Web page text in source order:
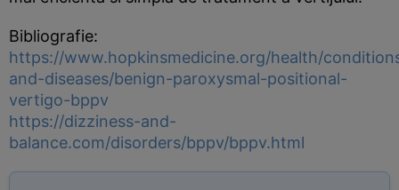
Bibliografie:
https://www.hopkinsmedicine.org/health/
and-diseases/benign-paroxysmal-positional-
vertigo-bppv
https://dizziness-and-
balance.com/disorders/bppv/bppv.html